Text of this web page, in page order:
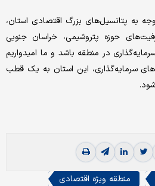
به پتانسیل‌های بزرگ اقتصادی استان،
حوزه پتروشیمی، خراسان جنوبی
در منطقه باشد و ما امیدواریم
سرمایه‌گذاری، این استان به یک قطب
منطقه ویژه اقتصادی